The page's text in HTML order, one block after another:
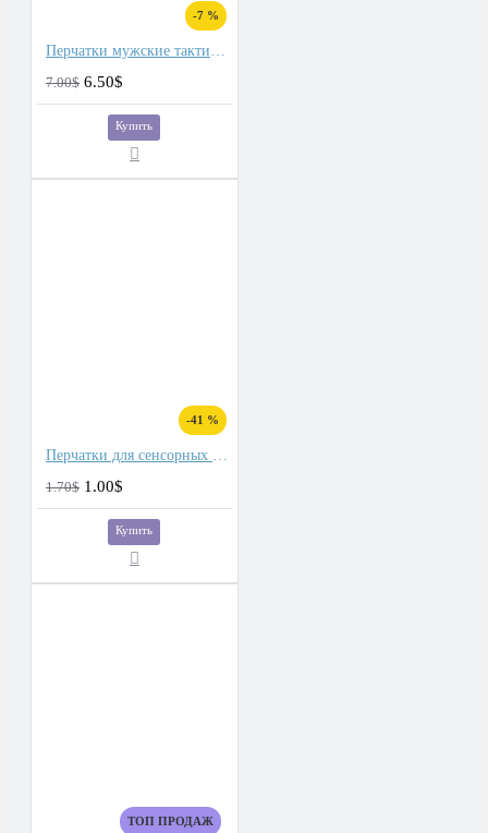
-7 %
Перчатки мужские тактические
7.00$ 6.50$
Купить
-41 %
Перчатки для сенсорных экранов мужские флис
1.70$ 1.00$
Купить
ТОП ПРОДАЖ